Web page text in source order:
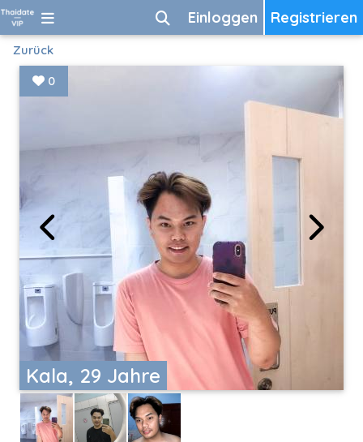
Registrieren
Einloggen
Zurück
Kala, 29 Jahre
0